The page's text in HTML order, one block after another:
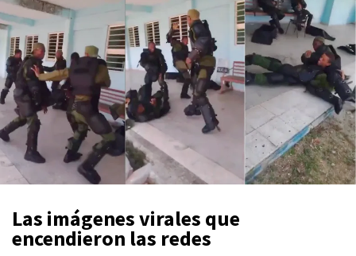
Las imágenes virales que
encendieron las redes